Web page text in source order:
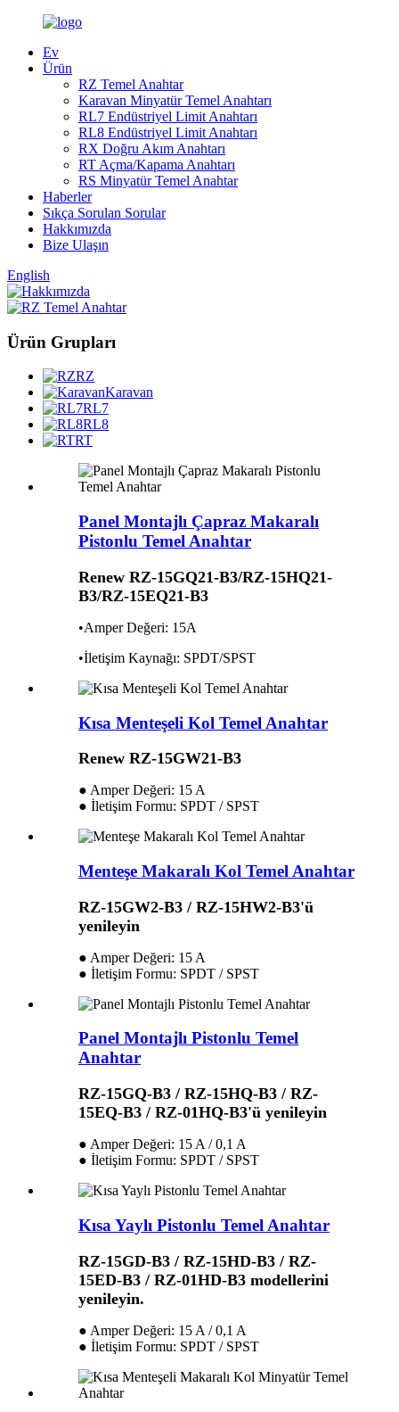
Ev
Ürün
RZ Temel Anahtar
Karavan Minyatür Temel Anahtarı
RL7 Endüstriyel Limit Anahtarı
RL8 Endüstriyel Limit Anahtarı
RX Doğru Akım Anahtarı
RT Açma/Kapama Anahtarı
RS Minyatür Temel Anahtar
Haberler
Sıkça Sorulan Sorular
Hakkımızda
Bize Ulaşın
English
Ürün Grupları
RZ
Karavan
RL7
RL8
RT
Panel Montajlı Çapraz Makaralı
Pistonlu Temel Anahtar
Renew RZ-15GQ21-B3/RZ-15HQ21-
B3/RZ-15EQ21-B3
•Amper Değeri: 15A
•İletişim Kaynağı: SPDT/SPST
Kısa Menteşeli Kol Temel Anahtar
Renew RZ-15GW21-B3
● Amper Değeri: 15 A
● İletişim Formu: SPDT / SPST
Menteşe Makaralı Kol Temel Anahtar
RZ-15GW2-B3 / RZ-15HW2-B3'ü
yenileyin
● Amper Değeri: 15 A
● İletişim Formu: SPDT / SPST
Panel Montajlı Pistonlu Temel
Anahtar
RZ-15GQ-B3 / RZ-15HQ-B3 / RZ-
15EQ-B3 / RZ-01HQ-B3'ü yenileyin
● Amper Değeri: 15 A / 0,1 A
● İletişim Formu: SPDT / SPST
Kısa Yaylı Pistonlu Temel Anahtar
RZ-15GD-B3 / RZ-15HD-B3 / RZ-
15ED-B3 / RZ-01HD-B3 modellerini
yenileyin.
● Amper Değeri: 15 A / 0,1 A
● İletişim Formu: SPDT / SPST